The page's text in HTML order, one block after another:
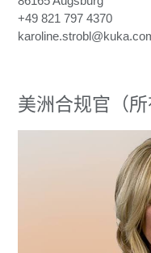
+49 821 797 4370
美洲合规官（所